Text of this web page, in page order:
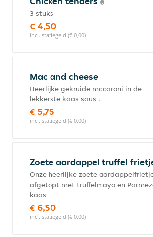
3 stuks
€ 4,50
incl. statiegeld (€ 0,00)
Mac and cheese
Heerlijke gekruide macaroni in de
lekkerste kaas saus .
€ 5,75
incl. statiegeld (€ 0,00)
Zoete aardappel truffel
Onze heerlijke zoete
afgetopt met truffelmayo en
kaas
€ 6,50
incl. statiegeld (€ 0,00)